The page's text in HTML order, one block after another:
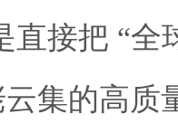
直接把 “全
集的高质